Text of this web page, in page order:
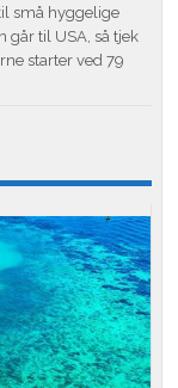
små hyggelige
går til USA, så tjek
starter ved 79